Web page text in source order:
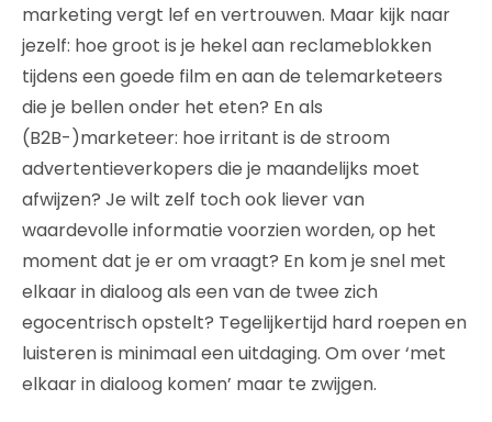
marketing vergt lef en vertrouwen. Maar kijk naar
jezelf: hoe groot is je hekel aan reclameblokken
tijdens een goede film en aan de telemarketeers
die je bellen onder het eten? En als
(B2B-)marketeer: hoe irritant is de stroom
advertentieverkopers die je maandelijks moet
afwijzen? Je wilt zelf toch ook liever van
waardevolle informatie voorzien worden, op het
moment dat je er om vraagt? En kom je snel met
elkaar in dialoog als een van de twee zich
egocentrisch opstelt? Tegelijkertijd hard roepen en
luisteren is minimaal een uitdaging. Om over ‘met
elkaar in dialoog komen’ maar te zwijgen.